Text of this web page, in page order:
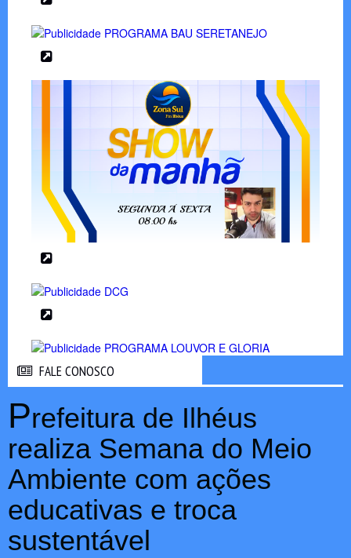
FALE CONOSCO
Prefeitura de Ilhéus
realiza Semana do Meio
Ambiente com ações
educativas e troca
sustentável